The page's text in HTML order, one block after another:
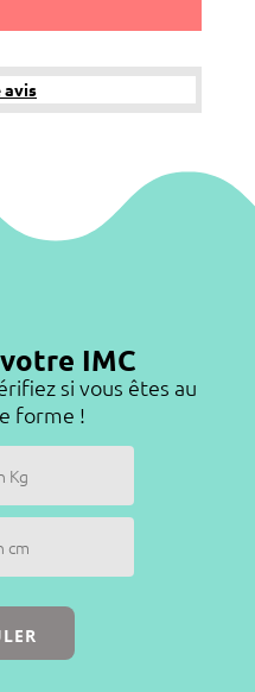
avis
IMC
si vous êtes au
forme !